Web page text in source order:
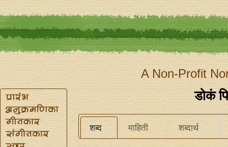
A Non-Profit
डोकं
शब्द माहिती शब्दार्थ